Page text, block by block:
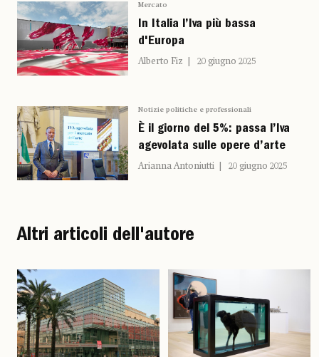
Mercato
In Italia l’Iva più bassa
d'Europa
Alberto Fiz 20 giugno 2025
Notizie politiche e professionali
È il giorno del 5%: passa l’Iva
agevolata sulle opere d’arte
Arianna Antoniutti 20 giugno 2025
Altri articoli dell'autore